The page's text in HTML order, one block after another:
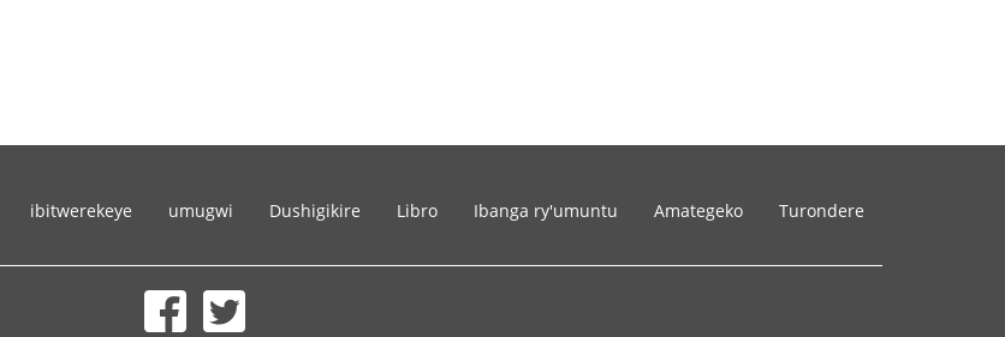
ibitwerekeye umugwi Dushigikire Libro Ibanga ry'umuntu Amategeko Turondere